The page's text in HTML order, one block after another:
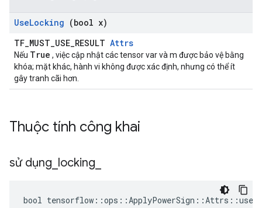
UseLocking (bool x)
TF_MUST_USE_RESULT Attrs
Nếu True , việc cập nhật các tensor var và m được bảo vệ bằng
khóa; mặt khác, hành vi không được xác định, nhưng có thể ít
gây tranh cãi hơn.
Thuộc tính công khai
sử dụng locking
bool